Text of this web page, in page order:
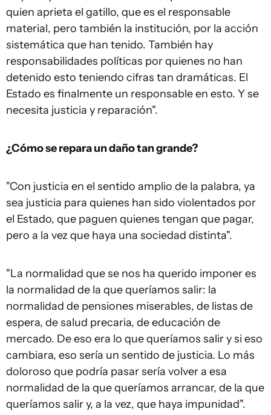
quien aprieta el gatillo, que es el responsable
material, pero también la institución, por la acción
sistemática que han tenido. También hay
responsabilidades políticas por quienes no han
detenido esto teniendo cifras tan dramáticas. El
Estado es finalmente un responsable en esto. Y se
necesita justicia y reparación".
¿Cómo se repara un daño tan grande?
"Con justicia en el sentido amplio de la palabra, ya
sea justicia para quienes han sido violentados por
el Estado, que paguen quienes tengan que pagar,
pero a la vez que haya una sociedad distinta".
"La normalidad que se nos ha querido imponer es
la normalidad de la que queríamos salir: la
normalidad de pensiones miserables, de listas de
espera, de salud precaria, de educación de
mercado. De eso era lo que queríamos salir y si eso
cambiara, eso sería un sentido de justicia. Lo más
doloroso que podría pasar sería volver a esa
normalidad de la que queríamos arrancar, de la que
queríamos salir y, a la vez, que haya impunidad".